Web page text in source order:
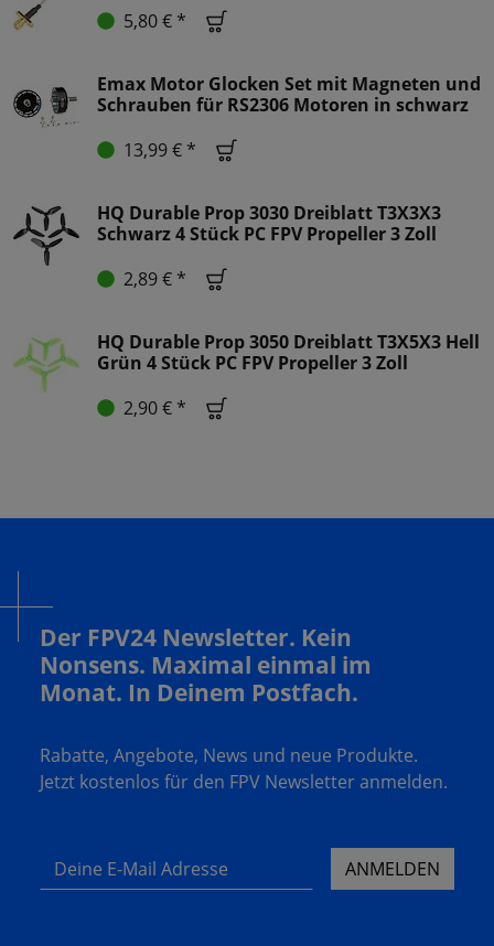
5,80 € *
Emax Motor Glocken Set mit Magneten und
Schrauben für RS2306 Motoren in schwarz
13,99 € *
HQ Durable Prop 3030 Dreiblatt T3X3X3
Schwarz 4 Stück PC FPV Propeller 3 Zoll
2,89 € *
HQ Durable Prop 3050 Dreiblatt T3X5X3 Hell
Grün 4 Stück PC FPV Propeller 3 Zoll
2,90 € *
Der FPV24 Newsletter. Kein
Nonsens. Maximal einmal im
Monat. In Deinem Postfach.
Rabatte, Angebote, News und neue Produkte.
Jetzt kostenlos für den FPV Newsletter anmelden.
Deine E-Mail Adresse ANMELDEN